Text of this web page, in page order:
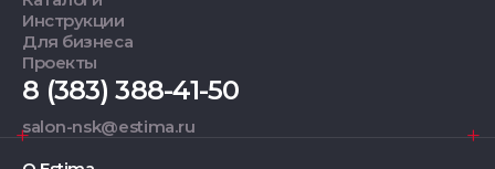
Инструкции
Для бизнеса
Проекты
8 (383) 388-41-50
salon-nsk@estima.ru